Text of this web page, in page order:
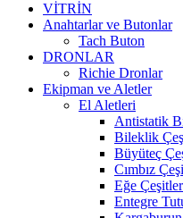
VİTRİN
Anahtarlar ve Butonlar
Tach Buton
DRONLAR
Richie Dronlar
Ekipman ve Aletler
El Aletleri
Antistatik
Bileklik
Büyüteç
Cımbız
Eğe
Entegre